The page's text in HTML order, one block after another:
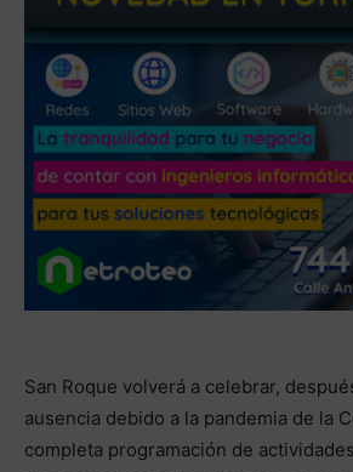
San Roque volverá a celebrar,
ausencia debido a la pandemia de la
completa programación de